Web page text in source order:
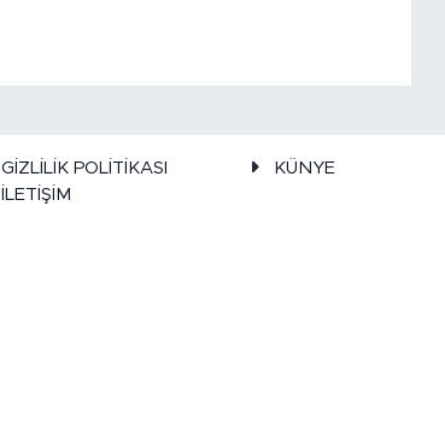
GİZLİLİK POLİTİKASI
KÜNYE
İLETİŞİM